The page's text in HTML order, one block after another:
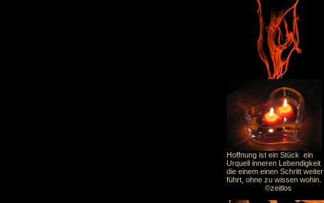
Hoffnung ist ein Stück ein
Urquell inneren Lebendigkeit
die einem einen Schritt weiter
führt, ohne zu wissen wohin.
©zeitlos